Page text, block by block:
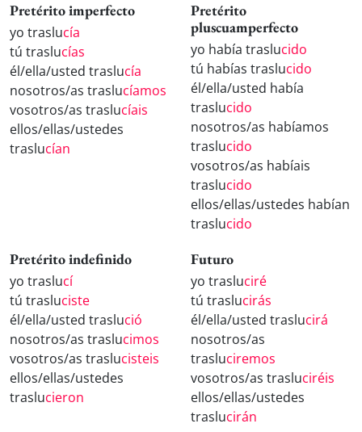
Pretérito imperfecto
yo traslucía
tú traslucías
él/ella/usted traslucía
nosotros/as traslucíamos
vosotros/as traslucíais
ellos/ellas/ustedes
traslucían
Pretérito
pluscuamperfecto
yo había traslucido
tú habías traslucido
él/ella/usted había
traslucido
nosotros/as habíamos
traslucido
vosotros/as habíais
traslucido
ellos/ellas/ustedes habían
traslucido
Pretérito indefinido
yo traslucí
tú trasluciste
él/ella/usted traslució
nosotros/as traslucimos
vosotros/as traslucisteis
ellos/ellas/ustedes
traslucieron
Futuro
yo trasluciré
tú traslucirás
él/ella/usted traslucirá
nosotros/as
trasluciremos
vosotros/as trasluciréis
ellos/ellas/ustedes
traslucirán